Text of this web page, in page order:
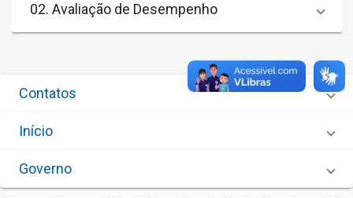
02. Avaliação de Desempenho
Contatos
Início
Governo